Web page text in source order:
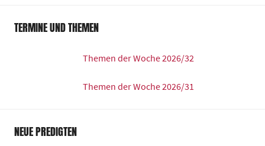
TERMINE UND THEMEN
Themen der Woche 2026/32
Themen der Woche 2026/31
NEUE PREDIGTEN